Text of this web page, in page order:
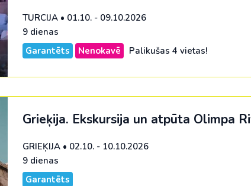
TURCIJA• 01.10. - 09.10.2026
9 dienas
Garantēts
Nenokavē Palikušas 4 vietas!
Grieķija. Ekskursija un atpūta Olimpa
GRIEĶIJA• 02.10. - 10.10.2026
9 dienas
Garantēts